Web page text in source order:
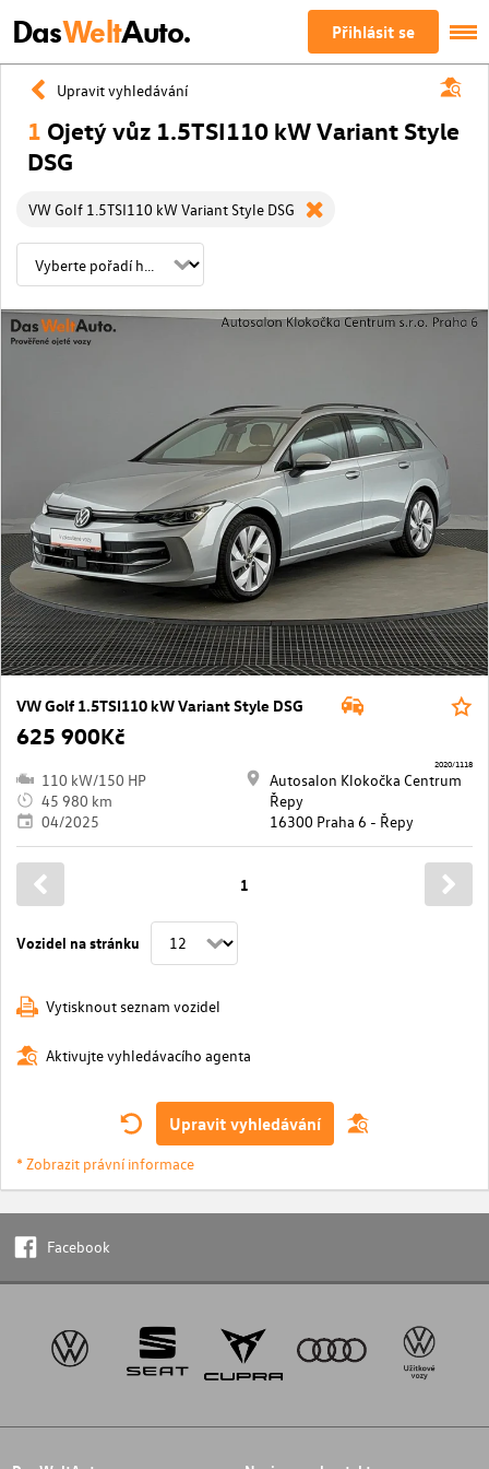
DasWeltAuto. Přihlásit se
Upravit vyhledávání
1 Ojetý vůz 1.5TSI110 kW Variant Style
DSG
VW Golf 1.5TSI110 kW Variant Style DSG
VW Golf 1.5TSI110 kW Variant Style DSG
625 900Kč
110 kW/150 HP
45 980 km
04/2025
Autosalon Klokočka Centrum
Řepy
16300 Praha 6 - Řepy
2020/1118
Vozidel na stránku
1
Vytisknout seznam vozidel
Aktivujte vyhledávacího agenta
Upravit vyhledávání
* Zobrazit právní informace
Facebook